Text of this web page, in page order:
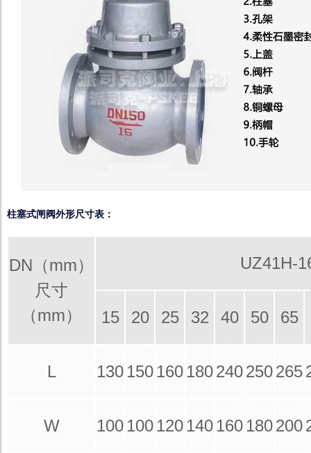
柱塞式闸阀外形尺寸表：
DN（mm）
尺寸
（mm）
UZ41H-
15 20 25 32 40 50 65
L 130 150 160 180240250265
W 100 100 120 140 160 180200